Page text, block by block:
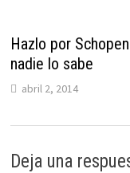
Hazlo por
nadie lo sabe
abril 2, 2014
Deja una